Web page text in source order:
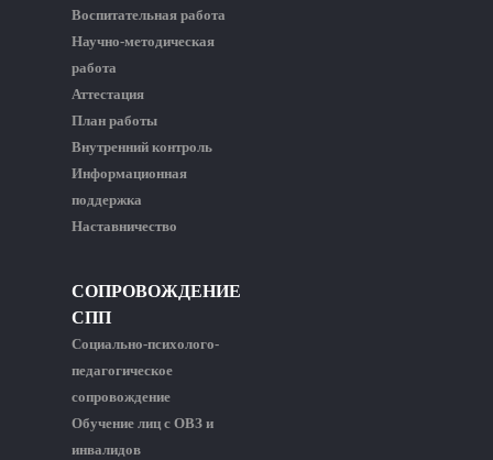
Воспитательная работа
Научно-методическая
работа
Аттестация
План работы
Внутренний контроль
Информационная
поддержка
Наставничество
СОПРОВОЖДЕНИЕ
СПП
Социально-психолого-
педагогическое
сопровождение
Обучение лиц с ОВЗ и
инвалидов